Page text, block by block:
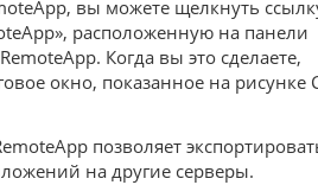
вы можете щелкнуть
расположенную на панели
Когда вы это сделаете,
окно, показанное на рисунке
позволяет
на другие серверы.